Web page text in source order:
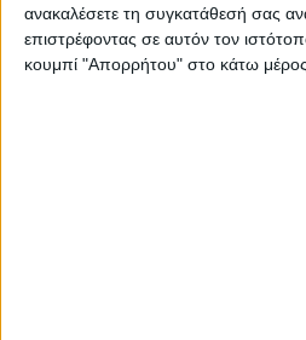
ανακαλέσετε τη συγκατάθεσή σας
επιστρέφοντας σε αυτόν τον
κουμπί "Απορρήτου" στο κάτω μέρος